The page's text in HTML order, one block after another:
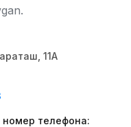
11А
телефона: